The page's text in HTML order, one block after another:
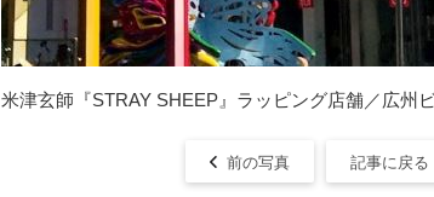
米津玄師『STRAY SHEEP』ラッピング店舗／広州
前の写真 記事に戻る